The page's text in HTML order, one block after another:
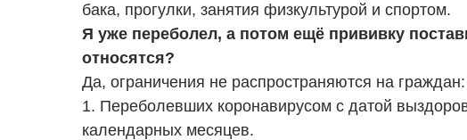
бака, прогулки, занятия физкультурой и спортом.
Я уже переболел, а потом ещё прививку
относятся?
Да, ограничения не распространяются на граждан:
1. Переболевших коронавирусом с датой
календарных месяцев.